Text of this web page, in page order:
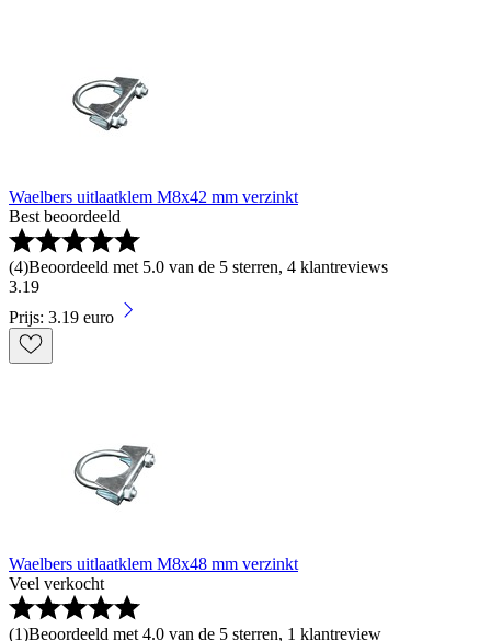
Waelbers uitlaatklem M8x42 mm verzinkt
Best beoordeeld
(4)Beoordeeld met 5.0 van de 5 sterren, 4 klantreviews
3.19
Prijs: 3.19 euro
Waelbers uitlaatklem M8x48 mm verzinkt
Veel verkocht
(1)Beoordeeld met 4.0 van de 5 sterren, 1 klantreview